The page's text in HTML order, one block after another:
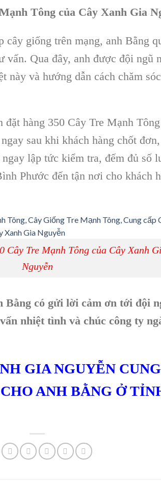
Tông của Cây Xanh Gia
cây giống trên mạng, anh Bằng
Qua đây, anh được đội ngũ
này và hướng dẫn cách chăm
đặt hàng 350 Cây Tre Mạnh
sau khi khách hàng chốt
lập tức kiểm tra, đếm đủ số
Phước đến tận nơi cho khách
Cây Tre Mạnh Tông của Cây Xanh
Nguyễn
Bằng có gửi lời cảm ơn tới đội
nhiệt tình và chúc công ty
GIA NGUYỄN CUNG
ANH BẰNG Ở